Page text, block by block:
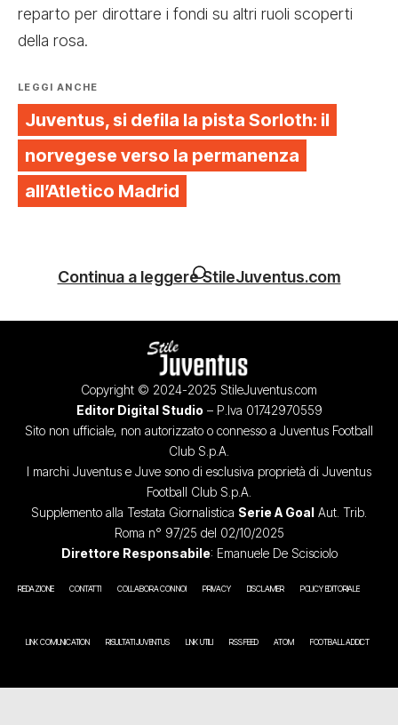
reparto per dirottare i fondi su altri ruoli scoperti
della rosa.
LEGGI ANCHE
Juventus, si defila la pista Sorloth: il
norvegese verso la permanenza
all’Atletico Madrid
Continua a leggere StileJuventus.com
Copyright © 2024-2025 StileJuventus.com
Editor Digital Studio – P.Iva 01742970559
Sito non ufficiale, non autorizzato o connesso a Juventus Football
Club S.p.A.
I marchi Juventus e Juve sono di esclusiva proprietà di Juventus
Football Club S.p.A.
Supplemento alla Testata Giornalistica Serie A Goal Aut. Trib.
Roma n° 97/25 del 02/10/2025
Direttore Responsabile: Emanuele De Scisciolo
REDAZIONE CONTATTI COLLABORA CON NOI PRIVACY DISCLAIMER POLICY EDITORIALE
LINK COMUNICATION RISULTATI JUVENTUS LINK UTILI RSS FEED ATOM FOOTBALL ADDICT